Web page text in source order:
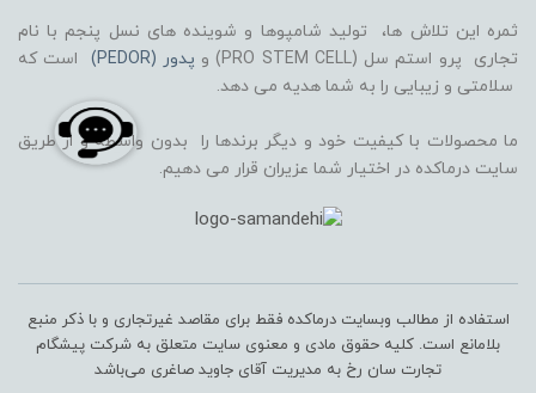
ثمره این تلاش ها، تولید شامپوها و شوینده های نسل پنجم با نام
تجاری پرو استم سل (PRO STEM CELL) و
پدور (PEDOR)
است که
سلامتی و زیبایی را به شما هدیه می دهد.
ما محصولات با کیفیت خود و دیگر برندها را بدون واسطه و از طریق
سایت درماکده در اختیار شما عزیران قرار می دهیم.
استفاده از مطالب وبسایت درماکده فقط برای مقاصد غیرتجاری و با ذکر منبع
بلامانع است. کلیه حقوق مادی و معنوی سایت متعلق به شرکت پیشگام
تجارت سان رخ به مدیریت آقای جاوید صاغری می‌باشد